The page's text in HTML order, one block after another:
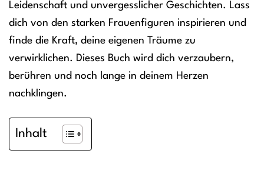
Leidenschaft und unvergesslicher Geschichten. Lass
dich von den starken Frauenfiguren inspirieren und
finde die Kraft, deine eigenen Träume zu
verwirklichen. Dieses Buch wird dich verzaubern,
berühren und noch lange in deinem Herzen
nachklingen.
Inhalt